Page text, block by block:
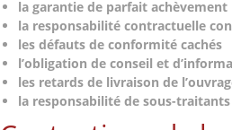
la garantie de parfait achèvement
la responsabilité contractuelle
les défauts de conformité cachés
l’obligation de conseil et
les retards de livraison de
la responsabilité de sous-